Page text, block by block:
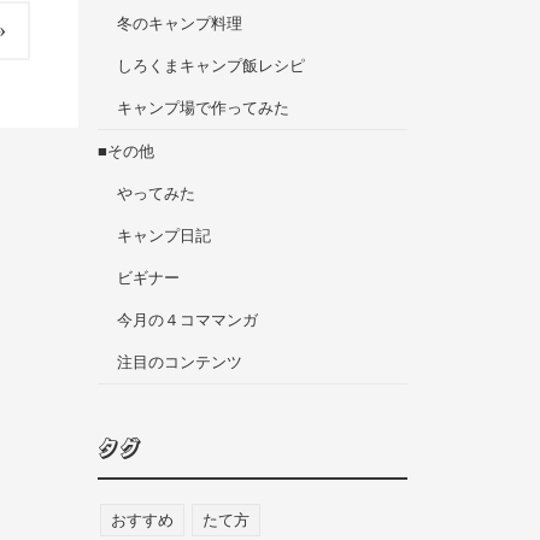
冬のキャンプ料理
しろくまキャンプ飯レシピ
キャンプ場で作ってみた
■その他
やってみた
キャンプ日記
ビギナー
今月の４コママンガ
注目のコンテンツ
タグ
おすすめ たて方